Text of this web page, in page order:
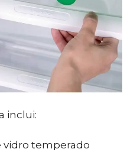
inclui:
vidro temperado